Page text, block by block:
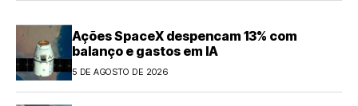
Ações SpaceX despencam 13% com
balanço e gastos em IA
5 DE AGOSTO DE 2026